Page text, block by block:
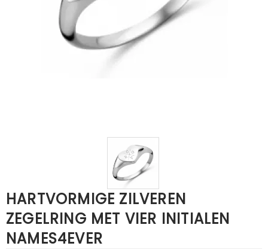
HARTVORMIGE ZILVEREN
ZEGELRING MET VIER INITIALEN
NAMES4EVER